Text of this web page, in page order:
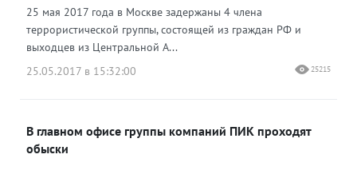
25 мая 2017 года в Москве задержаны 4 члена
террористической группы, состоящей из граждан РФ и
выходцев из Центральной А...
25.05.2017 в 15:32:00
25215
В главном офисе группы компаний ПИК проходят
обыски